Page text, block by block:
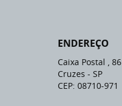
ENDEREÇO
Caixa Postal , 86
Cruzes - SP
CEP: 08710-971